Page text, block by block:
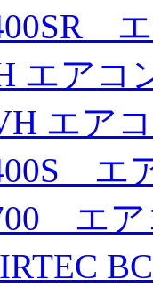
エア
エ
エ
エア